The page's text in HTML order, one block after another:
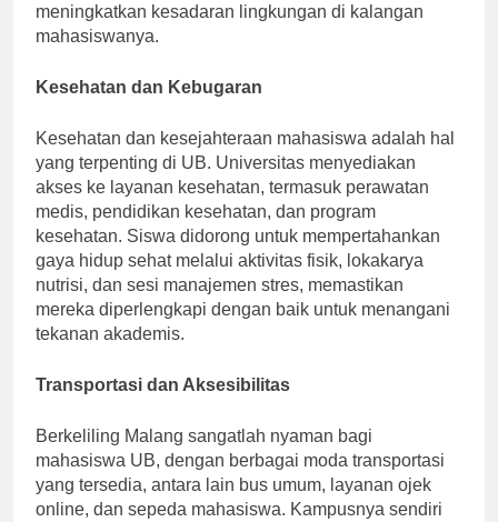
meningkatkan kesadaran lingkungan di kalangan
mahasiswanya.
Kesehatan dan Kebugaran
Kesehatan dan kesejahteraan mahasiswa adalah hal
yang terpenting di UB. Universitas menyediakan
akses ke layanan kesehatan, termasuk perawatan
medis, pendidikan kesehatan, dan program
kesehatan. Siswa didorong untuk mempertahankan
gaya hidup sehat melalui aktivitas fisik, lokakarya
nutrisi, dan sesi manajemen stres, memastikan
mereka diperlengkapi dengan baik untuk menangani
tekanan akademis.
Transportasi dan Aksesibilitas
Berkeliling Malang sangatlah nyaman bagi
mahasiswa UB, dengan berbagai moda transportasi
yang tersedia, antara lain bus umum, layanan ojek
online, dan sepeda mahasiswa. Kampusnya sendiri